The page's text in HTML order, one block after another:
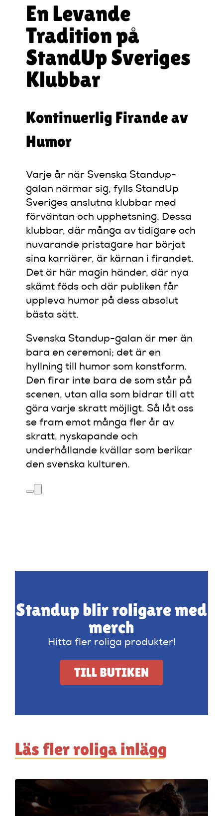
En Levande
Tradition på
StandUp Sveriges
Klubbar
Kontinuerlig Firande av
Humor
Varje år när Svenska Standup-
galan närmar sig, fylls StandUp
Sveriges anslutna klubbar med
förväntan och upphetsning. Dessa
klubbar, där många av tidigare och
nuvarande pristagare har börjat
sina karriärer, är kärnan i firandet.
Det är här magin händer, där nya
skämt föds och där publiken får
uppleva humor på dess absolut
bästa sätt.
Svenska Standup-galan är mer än
bara en ceremoni; det är en
hyllning till humor som konstform.
Den firar inte bara de som står på
scenen, utan alla som bidrar till att
göra varje skratt möjligt. Så låt oss
se fram emot många fler år av
skratt, nyskapande och
underhållande kvällar som berikar
den svenska kulturen.
Standup blir roligare med
merch
Hitta fler roliga produkter!
TILL BUTIKEN
Läs fler roliga inlägg